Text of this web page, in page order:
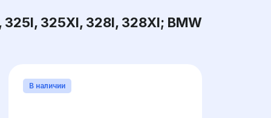
325XI, 328I, 328XI; BMW
В наличии